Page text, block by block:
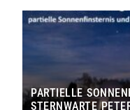
PARTIELLE
STERNWARTE